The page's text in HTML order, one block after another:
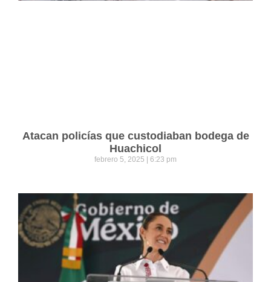
Atacan policías que custodiaban bodega de
Huachicol
febrero 5, 2025 6:23 pm